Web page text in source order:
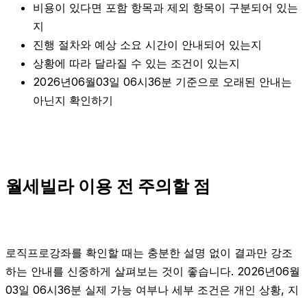
비용이 있다면 포함 항목과 제외 항목이 구분되어 있는
지
진행 절차와 예상 소요 시간이 안내되어 있는지
상황에 따라 달라질 수 있는 조건이 있는지
2026년06월03일 06시36분 기준으로 오래된 안내는
아닌지 확인하기
월세빌라 이용 전 주의할 점
로직프로강좌를 확인할 때는 충분한 설명 없이 결과만 강조
하는 안내를 신중하게 살펴보는 것이 좋습니다. 2026년06월
03일 06시36분 실제 가능 여부나 세부 조건은 개인 상황, 지